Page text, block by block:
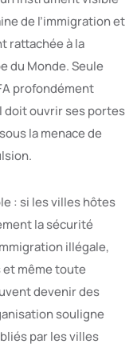
de l’immigration et
rattachée à la
du Monde. Seule
profondément
doit ouvrir ses portes
la menace de
: si les villes hôtes
la sécurité
illégale,
même toute
devenir des
souligne
par les villes